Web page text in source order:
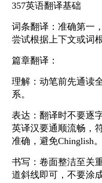
357英语翻译基础
词条翻译：准确第一
尝试根据上下文或词
篇章翻译：
理解：动笔前先通读
系。
表达：翻译时不要逐
英译汉要通顺流畅，
准确，避免Chinglish。
书写：卷面整洁至关
道斜线即可，不要涂